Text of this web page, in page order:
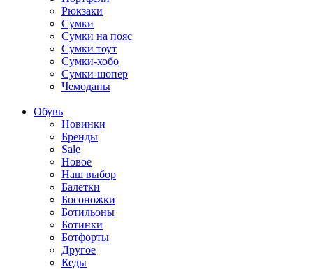
Рюкзаки
Сумки
Сумки на пояс
Сумки тоут
Сумки-хобо
Сумки-шопер
Чемоданы
Обувь
Новинки
Бренды
Sale
Новое
Наш выбор
Балетки
Босоножки
Ботильоны
Ботинки
Ботфорты
Другое
Кеды